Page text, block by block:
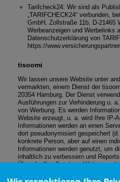
Tarifcheck24: Wir sind als
„TARIFCHECK24“ verbunden,
GmbH, Zollstraße 11b, D-21465
Werbeanzeigen und Werbelinks
Datenschutzerklärung von
https://
tisoomi
Wir lassen unsere Website unter
vermarkten, einem Dienst der
20354 Hamburg. Der Dienst
Ausführungen zur Verhinderung u.
von Werbung. Es werden
Website erzeugt, u. a. wird Ihre IP-
Informationen werden an einen
dort pseudonymisiert gespeichert
konkrete Person, aber auf einen
Informationen werden genutzt, um
inhaltlich zu verbessern und
Über die Opt-Out- bzw.
https://www.tisoomi-services.com/